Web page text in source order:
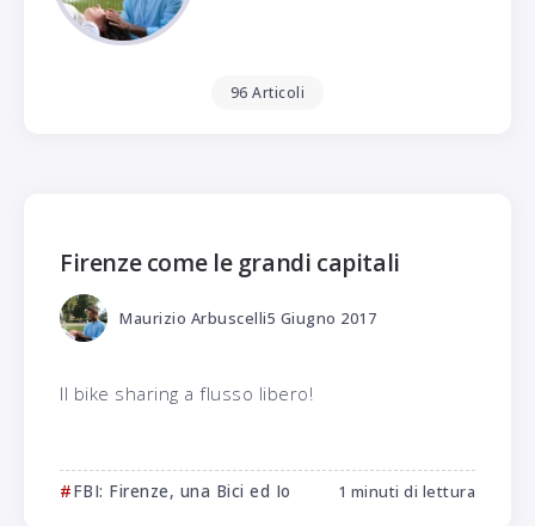
96 Articoli
Firenze come le grandi capitali
Maurizio Arbuscelli5 Giugno 2017
Il bike sharing a flusso libero!
FBI: Firenze, una Bici ed Io 1 minuti di lettura